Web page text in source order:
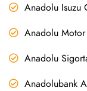
Anadolu Isuzu
Anadolu
Anadolu
Anadolubank